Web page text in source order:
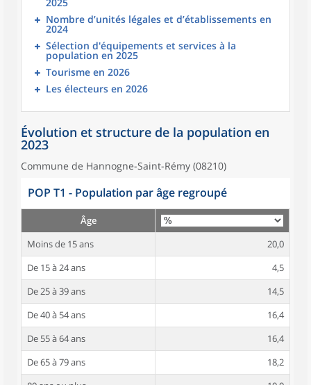
Nombre d’unités légales et d’établissements en
2024
Sélection d'équipements et services à la
population en 2025
Tourisme en 2026
Les électeurs en 2026
Évolution et structure de la population en
2023
Commune de Hannogne-Saint-Rémy (08210)
POP T1 - Population par âge regroupé
Âge
Moins de 15 ans
20,0
De 15 à 24 ans
4,5
De 25 à 39 ans
14,5
De 40 à 54 ans
16,4
De 55 à 64 ans
16,4
De 65 à 79 ans
18,2